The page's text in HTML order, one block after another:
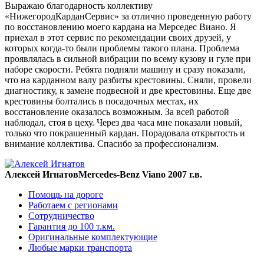
Выражаю благодарность коллективу
«НижегородКарданСервис» за отлично проведенную работу
по восстановлению моего кардана на Мерседес Виано. Я
приехал в этот сервис по рекомендации своих друзей, у
которых когда-то были проблемы такого плана. Проблема
проявлялась в сильной вибрации по всему кузову и гуле при
наборе скорости. Ребята подняли машину и сразу показали,
что на карданном валу разбиты крестовины. Сняли, провели
диагностику, к замене подвесной и две крестовины. Еще две
крестовины болтались в посадочных местах, их
восстановление оказалось возможным. За всей работой
наблюдал, стоя в цеху. Через два часа мне показали новый,
только что покрашенный кардан. Порадовала открытость и
внимание коллектива. Спасибо за профессионализм.
Алексей ИгнатовMercedes-Benz Viano 2007 г.в.
Помощь на дороге
Работаем с регионами
Сотрудничество
Гарантия до 100 т.км.
Оригинальные комплектующие
Любые марки транспорта